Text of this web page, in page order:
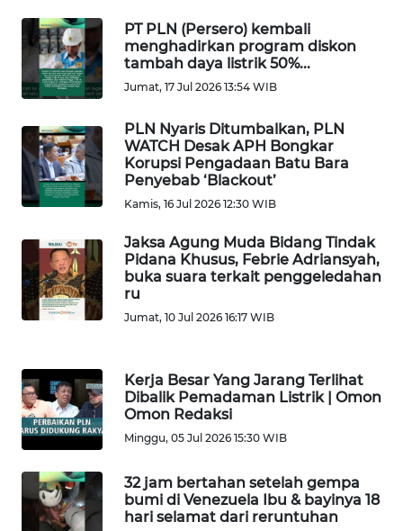
PT PLN (Persero) kembali
menghadirkan program diskon
tambah daya listrik 50%...
Jumat, 17 Jul 2026 13:54 WIB
PLN Nyaris Ditumbalkan, PLN
WATCH Desak APH Bongkar
Korupsi Pengadaan Batu Bara
Penyebab ‘Blackout’
Kamis, 16 Jul 2026 12:30 WIB
Jaksa Agung Muda Bidang Tindak
Pidana Khusus, Febrie Adriansyah,
buka suara terkait penggeledahan
ru
Jumat, 10 Jul 2026 16:17 WIB
Kerja Besar Yang Jarang Terlihat
Dibalik Pemadaman Listrik | Omon
Omon Redaksi
Minggu, 05 Jul 2026 15:30 WIB
32 jam bertahan setelah gempa
bumi di Venezuela Ibu & bayinya 18
hari selamat dari reruntuhan
WN
SERAMBI
WN
WN
SULTRA
NTB
WN
SULTENG
SULBAR
WN
BABEL
WN
SUMBAR